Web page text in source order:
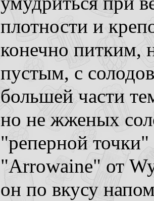
плотности и
конечно питким,
пустым, с
большей части
но не жженых
"реперной
"Arrowaine" от
он по вкусу